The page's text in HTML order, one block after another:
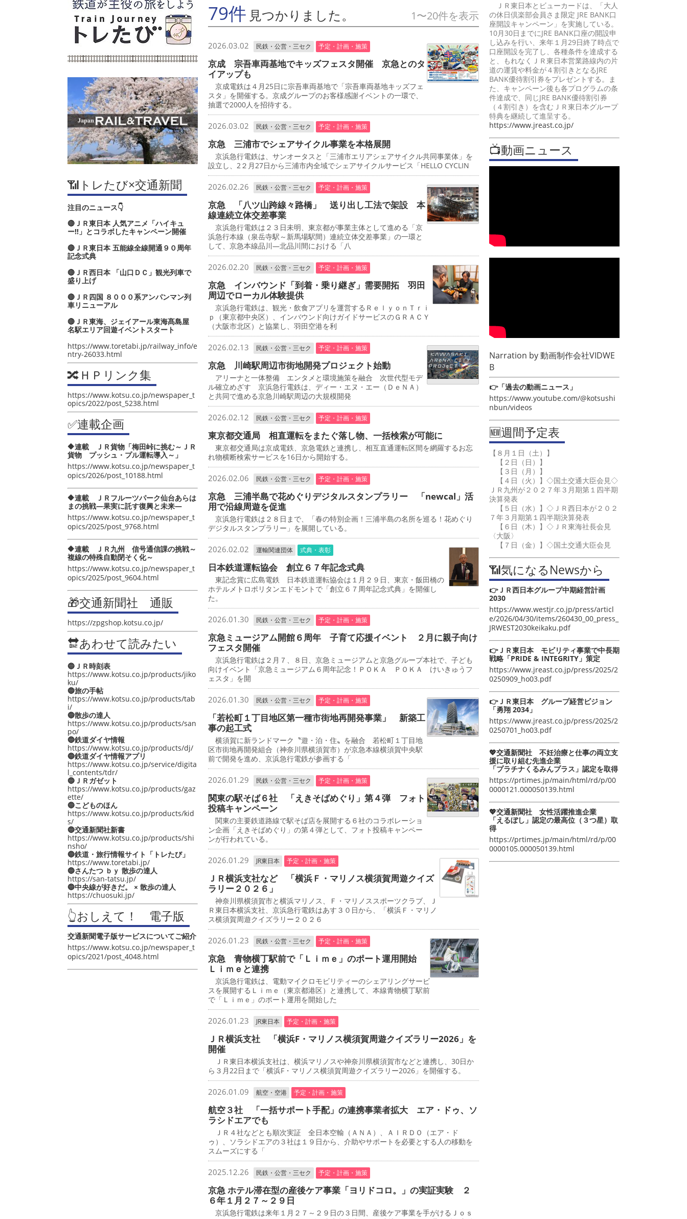
📶トレたび×交通新聞
注目のニュース👇
🔴ＪＲ東日本 人気アニメ「ハイキュ
ー‼」とコラボしたキャンペーン開催
🔴ＪＲ東日本 五能線全線開通９０周年
記念式典
🔴ＪＲ西日本 「山口ＤＣ」観光列車で
盛り上げ
🔴ＪＲ四国 ８０００系アンパンマン列
車リニューアル
🔴ＪＲ東海、ジェイアール東海髙島屋
名駅エリア回遊イベントスタート
https://www.toretabi.jp/railway_info/e
ntry-26033.html
🔀ＨＰリンク集
https://www.kotsu.co.jp/newspaper_t
opics/2022/post_5238.html
✅連載企画
🔶連載 ＪＲ貨物「梅田峠に挑む～ＪＲ
貨物 プッシュ・プル運転導入～」
https://www.kotsu.co.jp/newspaper_t
opics/2026/post_10188.html
🔶連載 ＪＲフルーツパーク仙台あらは
まの挑戦―果実に託す復興と未来―
https://www.kotsu.co.jp/newspaper_t
opics/2025/post_9768.html
🔶連載 ＪＲ九州 信号通信課の挑戦～
複線の特殊自動閉そく化～
https://www.kotsu.co.jp/newspaper_t
opics/2025/post_9604.html
🎁交通新聞社 通販
https://zpgshop.kotsu.co.jp/
🔛あわせて読みたい
🔵ＪＲ時刻表
https://www.kotsu.co.jp/products/jiko
ku/
🔵旅の手帖
https://www.kotsu.co.jp/products/tab
i/
🔵散歩の達人
https://www.kotsu.co.jp/products/san
po/
🔵鉄道ダイヤ情報
https://www.kotsu.co.jp/products/dj/
🔵鉄道ダイヤ情報アプリ
https://www.kotsu.co.jp/service/digita
l_contents/tdr/
🔵ＪＲガゼット
https://www.kotsu.co.jp/products/gaz
ette/
🔵こどものほん
https://www.kotsu.co.jp/products/kid
s/
🔵交通新聞社新書
https://www.kotsu.co.jp/products/shi
nsho/
🔵鉄道・旅行情報サイト「トレたび」
https://www.toretabi.jp/
🔵さんたつ ｂｙ 散歩の達人
https://san-tatsu.jp/
🔵中央線が好きだ。 × 散歩の達人
https://chuosuki.jp/
👆おしえて！ 電子版
交通新聞電子版サービスについてご紹介
https://www.kotsu.co.jp/newspaper_t
opics/2021/post_4048.html
79件 見つかりました。 1〜20件を表示
2026.03.02 民鉄・公営・三セク 予定・計画・施策
京成 宗吾車両基地でキッズフェスタ開催 京急とのタ
イアップも
京成電鉄は４月25日に宗吾車両基地で「宗吾車両基地キッズフェ
スタ」を開催する。京成グループのお客様感謝イベントの一環で、
抽選で2000人を招待する。
2026.03.02 民鉄・公営・三セク 予定・計画・施策
京急 三浦市でシェアサイクル事業を本格展開
京浜急行電鉄は、サンオータスと「三浦市エリアシェアサイクル共同事業体」を
設立し、2２月27日から三浦市内全域でシェアサイクルサービス「HELLO CYCLIN
2026.02.26 民鉄・公営・三セク 予定・計画・施策
京急 「八ツ山跨線々路橋」 送り出し工法で架設 本
線連続立体交差事業
京浜急行電鉄は２３日未明、東京都が事業主体として進める「京
浜急行本線（泉岳寺駅～新馬場駅間）連続立体交差事業」の一環と
して、京急本線品川―北品川間における「八
2026.02.20 民鉄・公営・三セク 予定・計画・施策
京急 インバウンド「到着・乗り継ぎ」需要開拓 羽田
周辺でローカル体験提供
京浜急行電鉄は、観光・飲食アプリを運営するＲｅｌｙｏｎＴｒｉ
ｐ（東京都中央区）、インバウンド向けガイドサービスのＧＲＡＣＹ
（大阪市北区）と協業し、羽田空港を利
2026.02.13 民鉄・公営・三セク 予定・計画・施策
京急 川崎駅周辺市街地開発プロジェクト始動
アリーナと一体整備 エンタメと環境施策を融合 次世代型モデ
ル確立めざす 京浜急行電鉄は、ディー・エヌ・エー（ＤｅＮＡ）
と共同で進める京急川崎駅周辺の大規模開発
2026.02.12 民鉄・公営・三セク 予定・計画・施策
東京都交通局 相直運転をまたぐ落し物、一括検索が可能に
東京都交通局は京成電鉄、京急電鉄と連携し、相互直通運転区間を網羅するお忘
れ物横断検索サービスを16日から開始する。
2026.02.06 民鉄・公営・三セク 予定・計画・施策
京急 三浦半島で花めぐりデジタルスタンプラリー 「newcal」活
用で沿線周遊を促進
京浜急行電鉄は２８日まで、「春の特別企画！三浦半島の名所を巡る！花めぐり
デジタルスタンプラリー」を展開している。
2026.02.02 運輸関連団体 式典・表彰
日本鉄道運転協会 創立６７年記念式典
東記念賞に広島電鉄 日本鉄道運転協会は１月２９日、東京・飯田橋の
ホテルメトロポリタンエドモントで「創立６７周年記念式典」を開催し
た。
2026.01.30 民鉄・公営・三セク 予定・計画・施策
京急ミュージアム開館６周年 子育て応援イベント ２月に親子向け
フェスタ開催
京浜急行電鉄は２月７、８日、京急ミュージアムと京急グループ本社で、子ども
向けイベント「京急ミュージアム６周年記念！ＰＯＫＡ ＰＯＫＡ けいきゅうフ
ェスタ」を開
2026.01.30 民鉄・公営・三セク 予定・計画・施策
「若松町１丁目地区第一種市街地再開発事業」 新築工
事の起工式
横須賀に新ランドマーク〝遊・泊・住〟を融合 若松町１丁目地
区市街地再開発組合（神奈川県横須賀市）が京急本線横須賀中央駅
前で開発を進め、京浜急行電鉄が参画する「
2026.01.29 民鉄・公営・三セク 予定・計画・施策
関東の駅そば６社 「えきそばめぐり」第４弾 フォト
投稿キャンペーン
関東の主要鉄道路線で駅そば店を展開する６社のコラボレーショ
ン企画「えきそばめぐり」の第４弾として、フォト投稿キャンペー
ンが行われている。
2026.01.29 JR東日本 予定・計画・施策
ＪＲ横浜支社など 「横浜Ｆ・マリノス横須賀周遊クイズ
ラリー２０２６」
神奈川県横須賀市と横浜マリノス、Ｆ・マリノススポーツクラブ、Ｊ
Ｒ東日本横浜支社、京浜急行電鉄はあす３０日から、「横浜Ｆ・マリノ
ス横須賀周遊クイズラリー２０２６
2026.01.23 民鉄・公営・三セク 予定・計画・施策
京急 青物横丁駅前で「Ｌｉｍｅ」のポート運用開始
Ｌｉｍｅと連携
京浜急行電鉄は、電動マイクロモビリティーのシェアリングサービ
スを展開するＬｉｍｅ（東京都港区）と連携して、本線青物横丁駅前
で「Ｌｉｍｅ」のポート運用を開始した
2026.01.23 JR東日本 予定・計画・施策
ＪＲ横浜支社 「横浜F・マリノス横須賀周遊クイズラリー2026」を
開催
ＪＲ東日本横浜支社は、横浜マリノスや神奈川県横須賀市などと連携し、30日か
ら３月22日まで「横浜F・マリノス横須賀周遊クイズラリー2026」を開催する。
2026.01.09 航空・空港 予定・計画・施策
航空３社 「一括サポート手配」の連携事業者拡大 エア・ドゥ、ソ
ラシドエアでも
ＪＲ４社などとも順次実証 全日本空輸（ＡＮＡ）、ＡＩＲＤＯ（エア・ド
ゥ）、ソラシドエアの３社は１９日から、介助やサポートを必要とする人の移動を
スムーズにする「
2025.12.26 民鉄・公営・三セク 予定・計画・施策
京急 ホテル滞在型の産後ケア事業「ヨリドコロ。」の実証実験 ２
６年１月２７～２９日
京浜急行電鉄は来年１月２７～２９日の３日間、産後ケア事業を手がけるＪｏｓ
ＪＲ東日本とビューカードは、「大人
の休日倶楽部会員さま限定 JRE BANK口
座開設キャンペーン」を実施している。
10月30日までにJRE BANK口座の開設申
し込みを行い、来年１月29日終了時点で
口座開設を完了し、各種条件を達成する
と、もれなくＪＲ東日本営業路線内の片
道の運賃や料金が４割引きとなるJRE
BANK優待割引券をプレゼントする。ま
た、キャンペーン後も各プログラムの条
件達成で、同じJRE BANK優待割引券
（４割引き）を含むＪＲ東日本グループ
特典を継続して進呈する。
https://www.jreast.co.jp/
📺動画ニュース
Narration by動画制作会社VIDWE
B
👉「過去の動画ニュース」
https://www.youtube.com/@kotsushi
nbun/videos
🆕週間予定表
【８月１日（土）】
【２日（日）】
【３日（月）】
【４日（火）】◇国土交通大臣会見◇
ＪＲ九州が２０２７年３月期第１四半期
決算発表
【５日（水）】◇ＪＲ西日本が２０２
７年３月期第１四半期決算発表
【６日（木）】◇ＪＲ東海社長会見
〈大阪〉
【７日（金）】◇国土交通大臣会見
📶気になるNewsから
👉ＪＲ西日本グループ中期経営計画
2030
https://www.westjr.co.jp/press/articl
e/2026/04/30/items/260430_00_press_
JRWEST2030keikaku.pdf
👉ＪＲ東日本 モビリティ事業で中長期
戦略「PRIDE & INTEGRITY」策定
https://www.jreast.co.jp/press/2025/2
0250909_ho03.pdf
👉ＪＲ東日本 グループ経営ビジョン
「勇翔 2034」
https://www.jreast.co.jp/press/2025/2
0250701_ho03.pdf
💖交通新聞社 不妊治療と仕事の両立支
援に取り組む先進企業
「プラチナくるみんプラス」認定を取得
https://prtimes.jp/main/html/rd/p/00
0000121.000050139.html
💖交通新聞社 女性活躍推進企業
「えるぼし」認定の最高位（３つ星）取
得
https://prtimes.jp/main/html/rd/p/00
0000105.000050139.html